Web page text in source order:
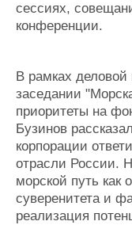
сессиях,
конференции.
В рамках
заседании
приоритеты на
Бузинов
корпорации
отрасли России.
морской путь как
суверенитета и
реализация